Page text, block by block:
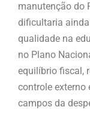
manutenção do
dificultaria
qualidade na
no Plano
equilíbrio fiscal,
controle externo
campos da